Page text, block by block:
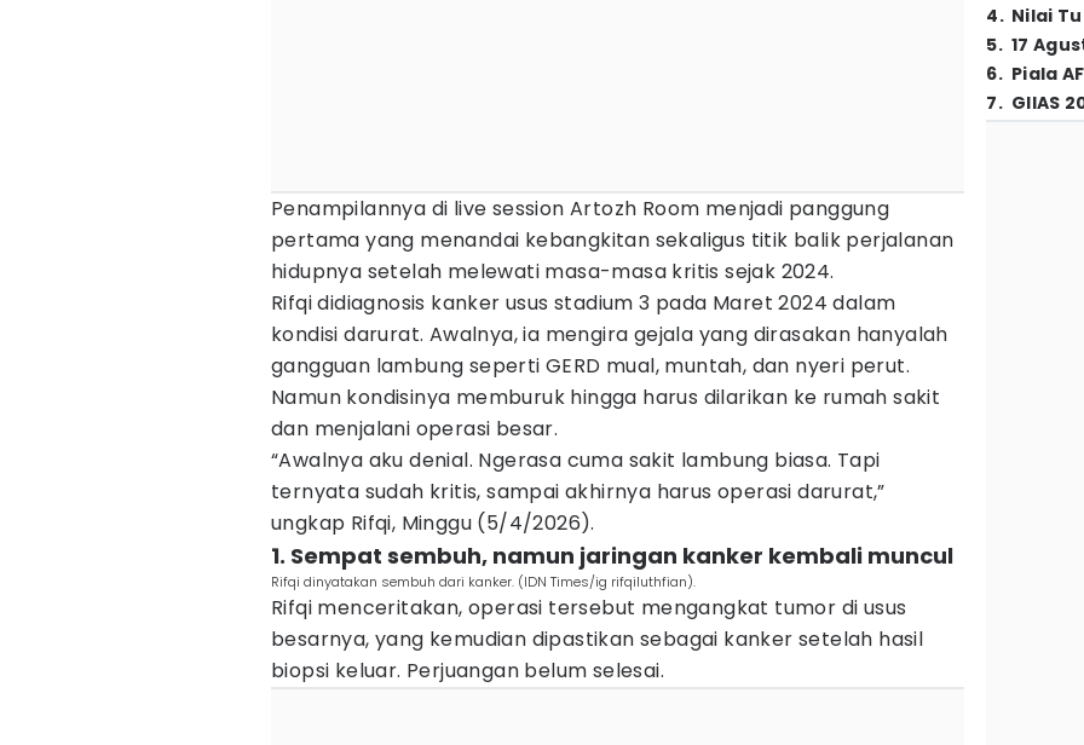
Penampilannya di live session Artozh Room menjadi panggung
pertama yang menandai kebangkitan sekaligus titik balik perjalanan
hidupnya setelah melewati masa-masa kritis sejak 2024.
Rifqi didiagnosis kanker usus stadium 3 pada Maret 2024 dalam
kondisi darurat. Awalnya, ia mengira gejala yang dirasakan hanyalah
gangguan lambung seperti GERD mual, muntah, dan nyeri perut.
Namun kondisinya memburuk hingga harus dilarikan ke rumah sakit
dan menjalani operasi besar.
“Awalnya aku denial. Ngerasa cuma sakit lambung biasa. Tapi
ternyata sudah kritis, sampai akhirnya harus operasi darurat,”
ungkap Rifqi, Minggu (5/4/2026).
1. Sempat sembuh, namun jaringan kanker kembali muncul
Rifqi dinyatakan sembuh dari kanker. (IDN Times/ig rifqiluthfian).
Rifqi menceritakan, operasi tersebut mengangkat tumor di usus
besarnya, yang kemudian dipastikan sebagai kanker setelah hasil
biopsi keluar. Perjuangan belum selesai.
4. Nilai
5. 17
6. Piala
7. GIIAS